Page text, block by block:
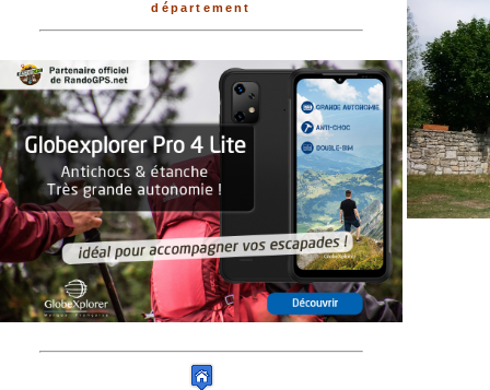
département